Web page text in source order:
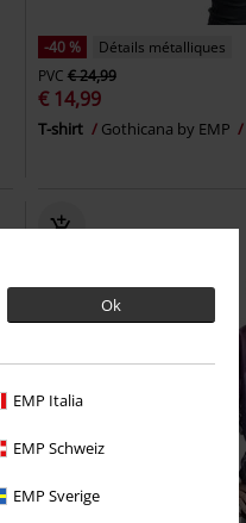
Ok
EMP Italia
EMP Schweiz
EMP Sverige
-40 %
Détails métalliques
PVC € 24,99
€ 14,99
T-shirt Gothicana by EMP